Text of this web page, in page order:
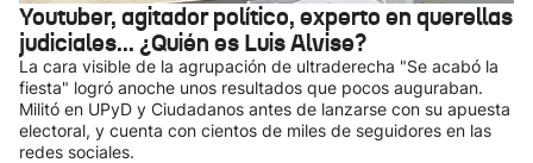
Youtuber, agitador político, experto en querellas
judiciales... ¿Quién es Luis Alvise?
La cara visible de la agrupación de ultraderecha "Se acabó la
fiesta" logró anoche unos resultados que pocos auguraban.
Militó en UPyD y Ciudadanos antes de lanzarse con su apuesta
electoral, y cuenta con cientos de miles de seguidores en las
redes sociales.